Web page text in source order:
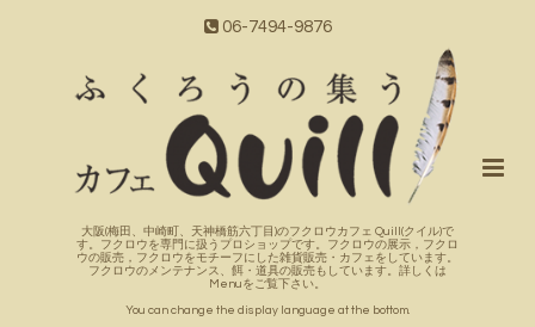
06-7494-9876
大阪(梅田、中崎町、天神橋筋六丁目)のフクロウカフェ Quill(クイル)で
す。フクロウを専門に扱うプロショップです。フクロウの展示，フクロ
ウの販売，フクロウをモチーフにした雑貨販売・カフェをしています。
フクロウのメンテナンス、餌・道具の販売もしています。詳しくは
Menuをご覧下さい。
You can change the display language at the bottom.